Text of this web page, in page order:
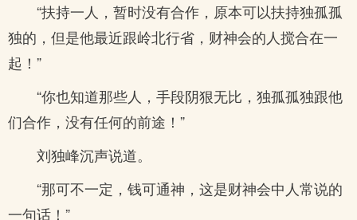
“扶持一人，暂时没有合作，原本可以扶持独孤孤
独的，但是他最近跟岭北行省，财神会的人搅合在一
起！”
“你也知道那些人，手段阴狠无比，独孤孤独跟他
们合作，没有任何的前途！”
刘独峰沉声说道。
“那可不一定，钱可通神，这是财神会中人常说的
一句话！”